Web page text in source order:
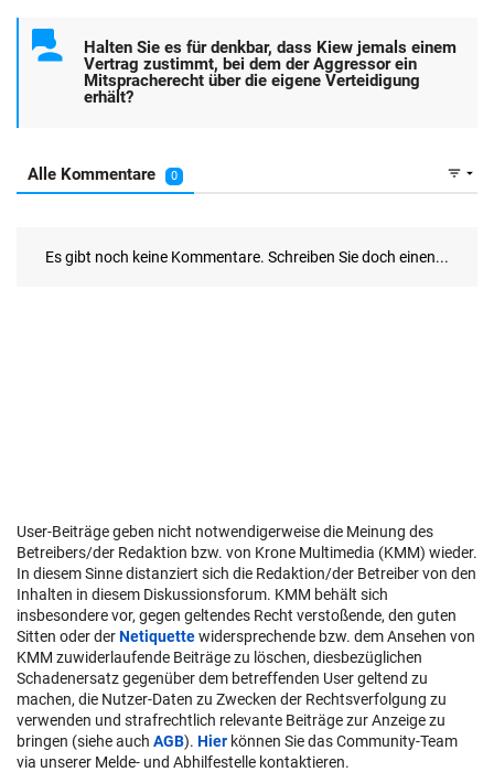
User-Beiträge geben nicht notwendigerweise die Meinung des
Betreibers/der Redaktion bzw. von Krone Multimedia (KMM) wieder.
In diesem Sinne distanziert sich die Redaktion/der Betreiber von den
Inhalten in diesem Diskussionsforum. KMM behält sich
insbesondere vor, gegen geltendes Recht verstoßende, den guten
Sitten oder derNetiquettewidersprechende bzw. dem Ansehen von
KMM zuwiderlaufende Beiträge zu löschen, diesbezüglichen
Schadenersatz gegenüber dem betreffenden User geltend zu
machen, die Nutzer-Daten zu Zwecken der Rechtsverfolgung zu
verwenden und strafrechtlich relevante Beiträge zur Anzeige zu
bringen (siehe auch AGB). Hier können Sie das Community-Team
via unserer Melde- und Abhilfestelle kontaktieren.